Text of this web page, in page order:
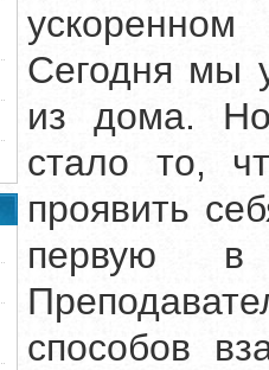
Сегодня мы
из дома. Но
стало то,
проявить
первую в
способов